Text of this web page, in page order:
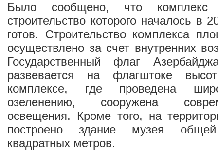
Было сообщено, что
строительство которого началось в
готов. Строительство комплекса
осуществлено за счет внутренних
Государственный флаг
развевается на флагштоке
комплексе, где проведена
озеленению, сооружена
освещения. Кроме того, на
построено здание музея
квадратных метров.